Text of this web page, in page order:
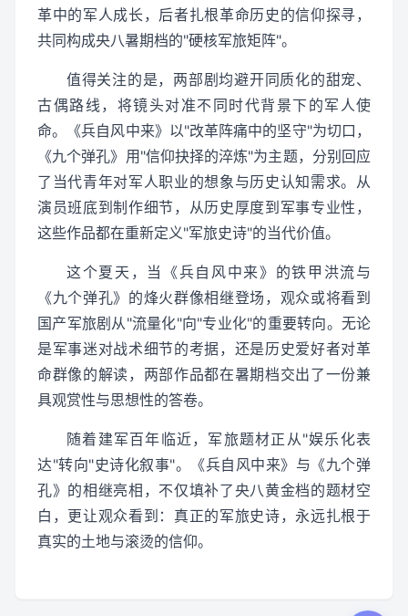
革中的军人成长，后者扎根革命历史的信仰探寻，
共同构成央八暑期档的"硬核军旅矩阵"。
值得关注的是，两部剧均避开同质化的甜宠、
古偶路线，将镜头对准不同时代背景下的军人使
命。《兵自风中来》以"改革阵痛中的坚守"为切口，
《九个弹孔》用"信仰抉择的淬炼"为主题，分别回应
了当代青年对军人职业的想象与历史认知需求。从
演员班底到制作细节，从历史厚度到军事专业性，
这些作品都在重新定义"军旅史诗"的当代价值。
这个夏天，当《兵自风中来》的铁甲洪流与
《九个弹孔》的烽火群像相继登场，观众或将看到
国产军旅剧从"流量化"向"专业化"的重要转向。无论
是军事迷对战术细节的考据，还是历史爱好者对革
命群像的解读，两部作品都在暑期档交出了一份兼
具观赏性与思想性的答卷。
随着建军百年临近，军旅题材正从"娱乐化表
达"转向"史诗化叙事"。《兵自风中来》与《九个弹
孔》的相继亮相，不仅填补了央八黄金档的题材空
白，更让观众看到：真正的军旅史诗，永远扎根于
真实的土地与滚烫的信仰。